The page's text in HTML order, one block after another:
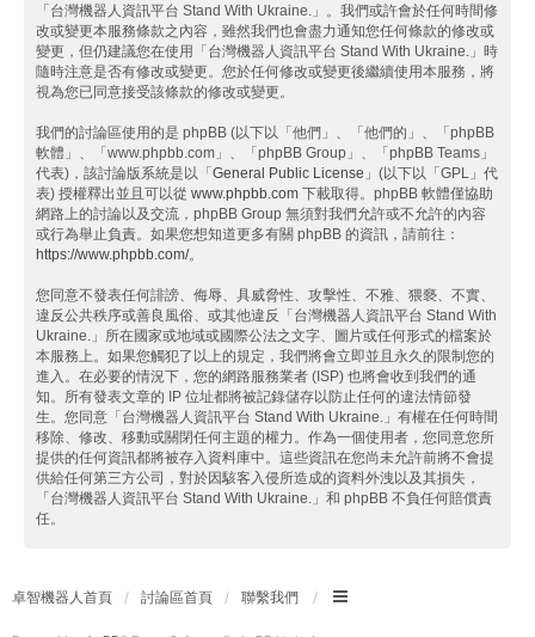
「台灣機器人資訊平台 Stand With Ukraine.」。我們或許會於任何時間修
改或變更本服務條款之內容，雖然我們也會盡力通知您任何條款的修改或
變更，但仍建議您在使用「台灣機器人資訊平台 Stand With Ukraine.」時
隨時注意是否有修改或變更。您於任何修改或變更後繼續使用本服務，將
視為您已同意接受該條款的修改或變更。
我們的討論區使用的是 phpBB (以下以「他們」、「他們的」、「phpBB
軟體」、「www.phpbb.com」、「phpBB Group」、「phpBB Teams」
代表)，該討論版系統是以「General Public License 」(以下以「GPL」代
表) 授權釋出並且可以從 www.phpbb.com 下載取得。phpBB 軟體僅協助
網路上的討論以及交流，phpBB Group 無須對我們允許或不允許的內容
或行為舉止負責。如果您想知道更多有關 phpBB 的資訊，請前往：
https://www.phpbb.com/。
您同意不發表任何誹謗、侮辱、具威脅性、攻擊性、不雅、猥褻、不實、
違反公共秩序或善良風俗、或其他違反「台灣機器人資訊平台 Stand With
Ukraine.」所在國家或地域或國際公法之文字、圖片或任何形式的檔案於
本服務上。如果您觸犯了以上的規定，我們將會立即並且永久的限制您的
進入。在必要的情況下，您的網路服務業者 (ISP) 也將會收到我們的通
知。所有發表文章的 IP 位址都將被記錄儲存以防止任何的違法情節發
生。您同意「台灣機器人資訊平台 Stand With Ukraine.」有權在任何時間
移除、修改、移動或關閉任何主題的權力。作為一個使用者，您同意您所
提供的任何資訊都將被存入資料庫中。這些資訊在您尚未允許前將不會提
供給任何第三方公司，對於因駭客入侵所造成的資料外洩以及其損失，
「台灣機器人資訊平台 Stand With Ukraine.」和 phpBB 不負任何賠償責
任。
卓智機器人首頁 討論區首頁 聯繫我們